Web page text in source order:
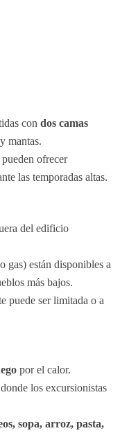
con dos camas
mantas.
ofrecer
las temporadas altas.
del edificio
gas) están disponibles a
más bajos.
puede ser limitada o a
por el calor.
los excursionistas
sopa, arroz, pasta,